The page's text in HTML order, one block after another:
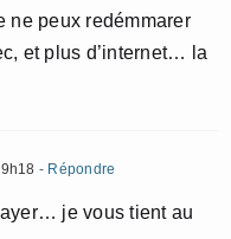
ne peux redémmarer
et plus d’internet… la
- Répondre
je vous tient au